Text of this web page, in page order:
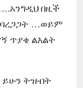
በዚች
ባረጋጋት …ወይም
ጥያቄ ልእልት
ይሁን ትዝብት